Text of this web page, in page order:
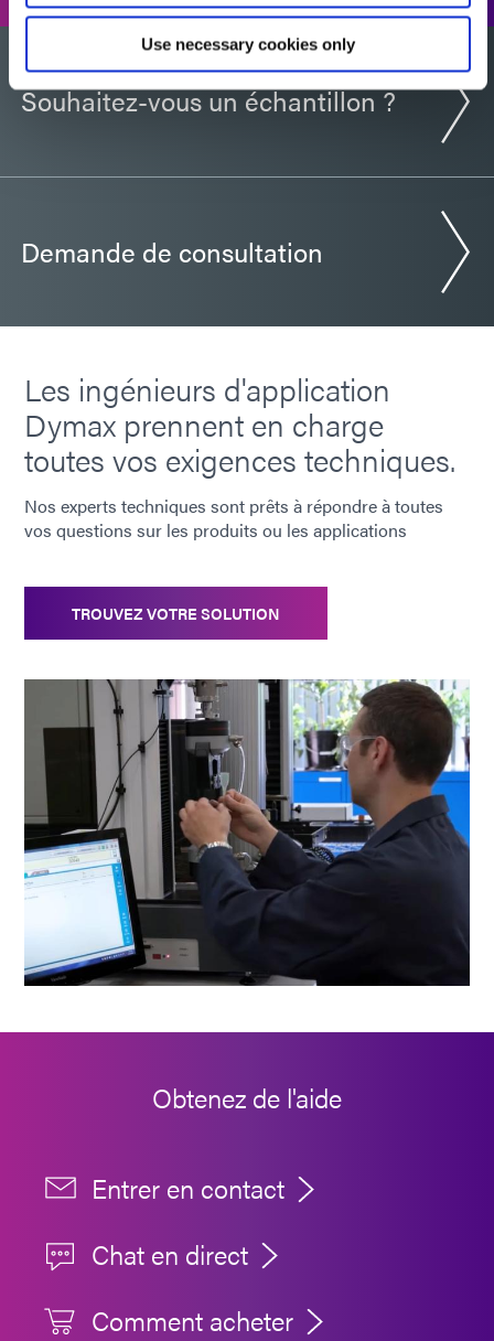
Use necessary cookies only
Souhaitez-vous un échantillon ?
Demande de consultation
Les ingénieurs d'application
Dymax prennent en charge
toutes vos exigences techniques.
Nos experts techniques sont prêts à répondre à toutes
vos questions sur les produits ou les applications
TROUVEZ VOTRE SOLUTION
Obtenez de l'aide
Entrer en contact
Chat en direct
Comment acheter